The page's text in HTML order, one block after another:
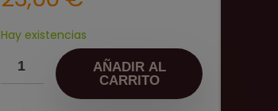
Hay existencias
AÑADIR AL
CARRITO